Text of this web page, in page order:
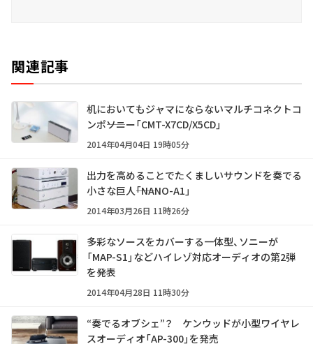
関連記事
机においてもジャマにならないマルチコネクトコ
ンポ――ソニー「CMT-X7CD/X5CD」
2014年04月04日 19時05分
出力を高めることでたくましいサウンドを奏でる
小さな巨人――「NANO-A1」
2014年03月26日 11時26分
多彩なソースをカバーする一体型、ソニーが
「MAP-S1」などハイレゾ対応オーディオの第2弾
を発表
2014年04月28日 11時30分
“奏でるオブシェ”？ ケンウッドが小型ワイヤレ
スオーディオ「AP-300」を発売